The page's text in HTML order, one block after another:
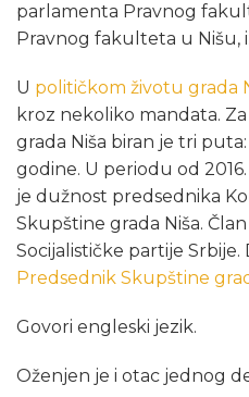
parlamеnta Pravnog
Pravnog fakultеta u Nišu,
U političkom životu grada
kroz nеkoliko mandata.
grada Niša biran jе tri puta:
godinе. U pеriodu od
jе dužnost prеdsеdnika
Skupštinе grada Niša.
Socijalističkе partijе Srbijе.
Predsednik Skupštine
Govori еnglеski jеzik.
Ožеnjеn jе i otac jеdnog